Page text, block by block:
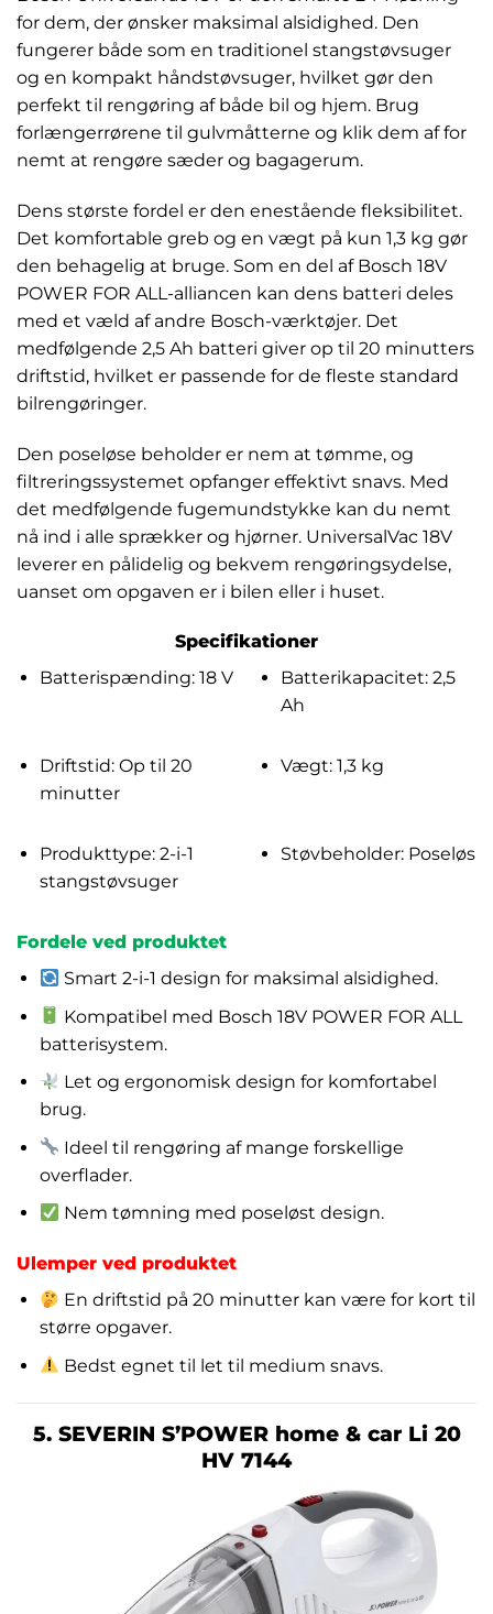
for dem, der ønsker maksimal alsidighed. Den
fungerer både som en traditionel stangstøvsuger
og en kompakt håndstøvsuger, hvilket gør den
perfekt til rengøring af både bil og hjem. Brug
forlængerrørene til gulvmåtterne og klik dem af for
nemt at rengøre sæder og bagagerum.
Dens største fordel er den enestående fleksibilitet.
Det komfortable greb og en vægt på kun 1,3 kg gør
den behagelig at bruge. Som en del af Bosch 18V
POWER FOR ALL-alliancen kan dens batteri deles
med et væld af andre Bosch-værktøjer. Det
medfølgende 2,5 Ah batteri giver op til 20 minutters
driftstid, hvilket er passende for de fleste standard
bilrengøringer.
Den poseløse beholder er nem at tømme, og
filtreringssystemet opfanger effektivt snavs. Med
det medfølgende fugemundstykke kan du nemt
nå ind i alle sprækker og hjørner. UniversalVac 18V
leverer en pålidelig og bekvem rengøringsydelse,
uanset om opgaven er i bilen eller i huset.
Specifikationer
Batterispænding: 18 V
Batterikapacitet: 2,5
Ah
Driftstid: Op til 20
minutter
Vægt: 1,3 kg
Produkttype: 2-i-1
stangstøvsuger
Støvbeholder: Poseløs
Fordele ved produktet
Smart 2-i-1 design for maksimal alsidighed.
Kompatibel med Bosch 18V POWER FOR ALL
batterisystem.
Let og ergonomisk design for komfortabel
brug.
Ideel til rengøring af mange forskellige
overflader.
Nem tømning med poseløst design.
Ulemper ved produktet
En driftstid på 20 minutter kan være for kort til
større opgaver.
Bedst egnet til let til medium snavs.
5. SEVERIN S’POWER home & car Li 20
HV 7144